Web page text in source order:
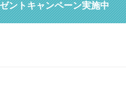
ントキャンペーン実施中